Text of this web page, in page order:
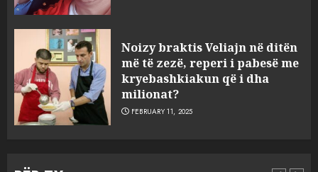
Noizy braktis Veliajn në ditën
më të zezë, reperi i pabesë me
kryebashkiakun që i dha
milionat?
FEBRUARY 11, 2025
3
sulmuan “One Albania”,
ngjarja u fsheh. A u vodhën
serverat?
MARCH 25, 2025